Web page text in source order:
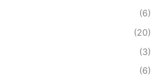
(6)
(20)
(3)
(6)